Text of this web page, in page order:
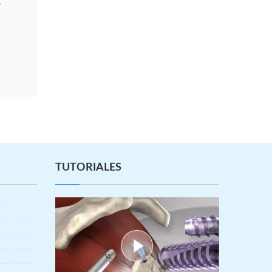
TUTORIALES